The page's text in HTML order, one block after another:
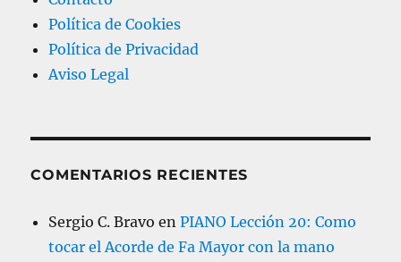
Política de Cookies
Política de Privacidad
Aviso Legal
COMENTARIOS RECIENTES
Sergio C. Bravo enPIANO Lección 20: Como
tocar el Acorde de Fa Mayor con la mano